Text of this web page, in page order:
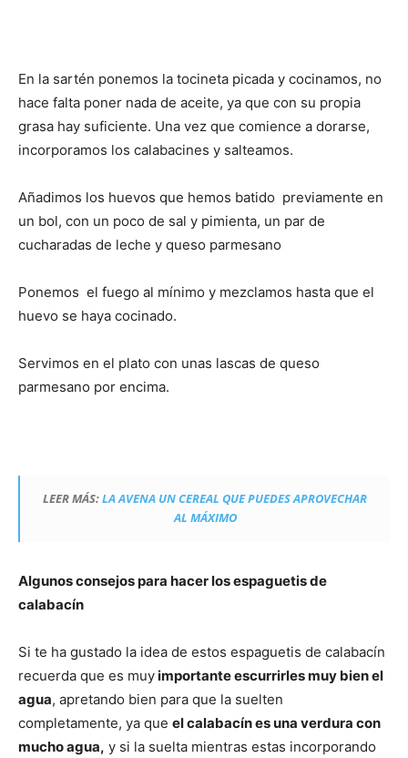
En la sartén ponemos la tocineta picada y cocinamos, no
hace falta poner nada de aceite, ya que con su propia
grasa hay suficiente. Una vez que comience a dorarse,
incorporamos los calabacines y salteamos.
Añadimos los huevos que hemos batido previamente en
un bol, con un poco de sal y pimienta, un par de
cucharadas de leche y queso parmesano
Ponemos el fuego al mínimo y mezclamos hasta que el
huevo se haya cocinado.
Servimos en el plato con unas lascas de queso
parmesano por encima.
LEER MÁS:LA AVENA UN CEREAL QUE PUEDES APROVECHAR
AL MÁXIMO
Algunos consejos para hacer los espaguetis de
calabacín
Si te ha gustado la idea de estos espaguetis de calabacín
recuerda que es muyimportante escurrirles muy bien el
agua, apretando bien para que la suelten
completamente, ya que el calabacín es una verdura con
mucho agua, y si la suelta mientras estas incorporando